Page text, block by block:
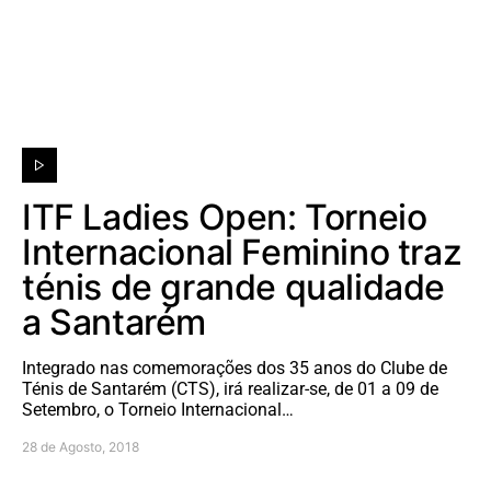
ITF Ladies Open: Torneio
Internacional Feminino traz
ténis de grande qualidade
a Santarém
Integrado nas comemorações dos 35 anos do Clube de
Ténis de Santarém (CTS), irá realizar-se, de 01 a 09 de
Setembro, o Torneio Internacional…
28 de Agosto, 2018